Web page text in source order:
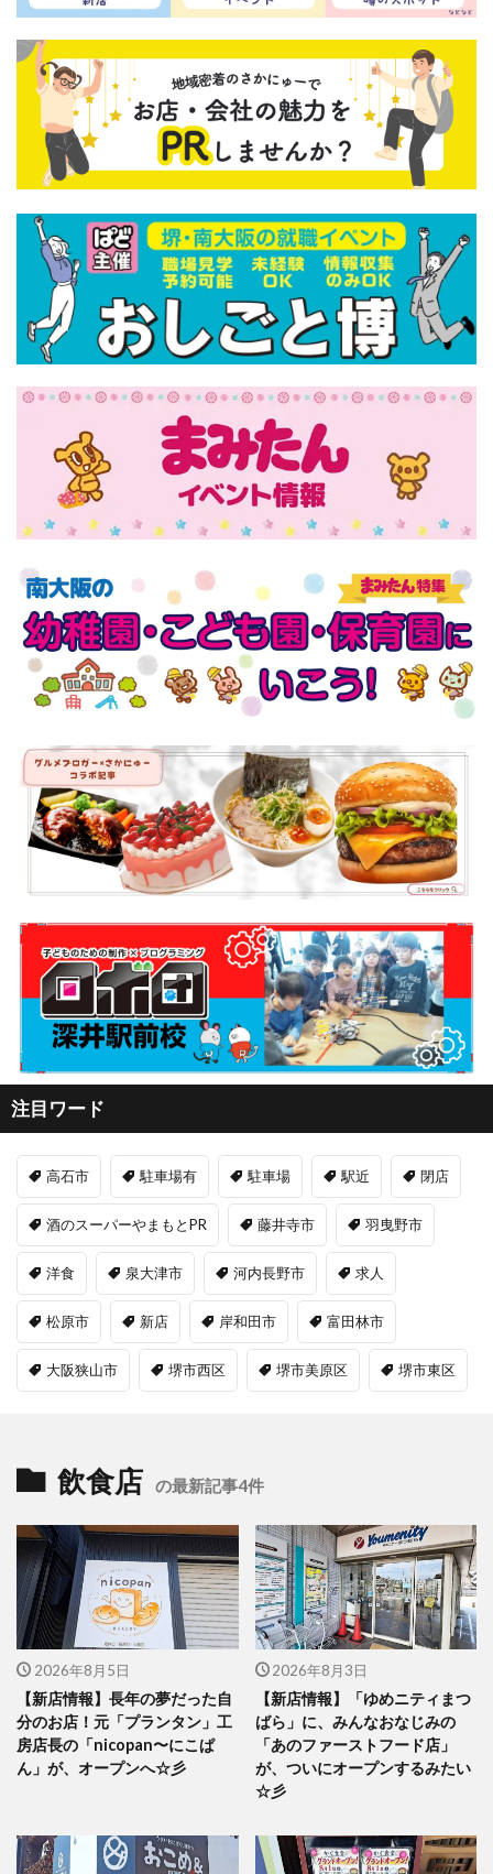
注目ワード
高石市 駐車場有 駐車場 駅近 閉店
酒のスーパーやまもとPR 藤井寺市 羽曳野市
洋食 泉大津市 河内長野市 求人
松原市 新店 岸和田市 富田林市
大阪狭山市 堺市西区 堺市美原区 堺市東区
飲食店 の最新記事4件
2026年8月5日
【新店情報】長年の夢だった自
分のお店！元「プランタン」工
房店長の「nicopan〜にこぱ
ん」が、オープンへ☆彡
2026年8月3日
【新店情報】「ゆめニティまつ
ばら」に、みんなおなじみの
「あのファーストフード店」
が、ついにオープンするみたい
☆彡